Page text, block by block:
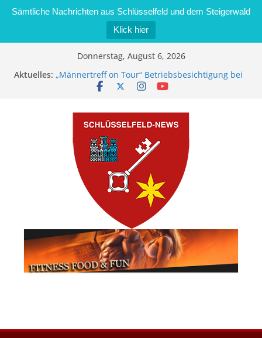
Sämtliche Nachrichten aus Schlüsselfeld und dem Steigerwald
Klick hier
Donnerstag, August 6, 2026
Aktuelles: „Männertreff on Tour“ Betriebsbesichtigung bei
der Schreinerei Zimmermann GmbH
Brand in Sägewerk in Bernroth schnell unter
Kontrolle
Stadt Schlüsselfeld bietet Online-Anmeldung für
Kindergartenplätze an
Dieseldiebstahl im Wert von 600 Euro